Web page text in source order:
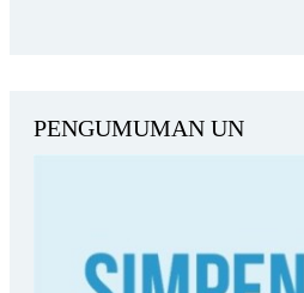
PENGUMUMAN UN